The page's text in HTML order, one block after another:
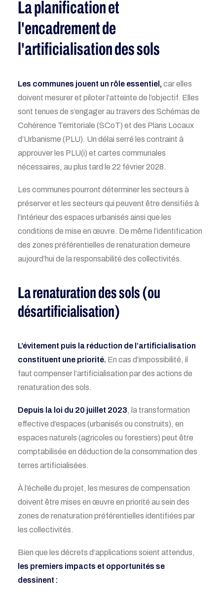
La planification et
l'encadrement de
l'artificialisation des sols
Les communes jouent un rôle essentiel, car elles
doivent mesurer et piloter l’atteinte de l’objectif. Elles
sont tenues de s’engager au travers des Schémas de
Cohérence Territoriale (SCoT) et des Plans Locaux
d’Urbanisme (PLU). Un délai serré les contraint à
approuver les PLU(i) et cartes communales
nécessaires, au plus tard le 22 février 2028.
Les communes pourront déterminer les secteurs à
préserver et les secteurs qui peuvent être densifiés à
l’intérieur des espaces urbanisés ainsi que les
conditions de mise en œuvre. De même l’identification
des zones préférentielles de renaturation demeure
aujourd’hui de la responsabilité des collectivités.
La renaturation des sols (ou
désartificialisation)
L’évitement puis la réduction de l’artificialisation
constituent une priorité. En cas d’impossibilité, il
faut compenser l’artificialisation par des actions de
renaturation des sols.
Depuis la loi du 20 juillet 2023, la transformation
effective d’espaces (urbanisés ou construits), en
espaces naturels (agricoles ou forestiers) peut être
comptabilisée en déduction de la consommation des
terres artificialisées.
À l’échelle du projet, les mesures de compensation
doivent être mises en œuvre en priorité au sein des
zones de renaturation préférentielles identifiées par
les collectivités.
Bien que les décrets d’applications soient attendus,
les premiers impacts et opportunités se
dessinent :